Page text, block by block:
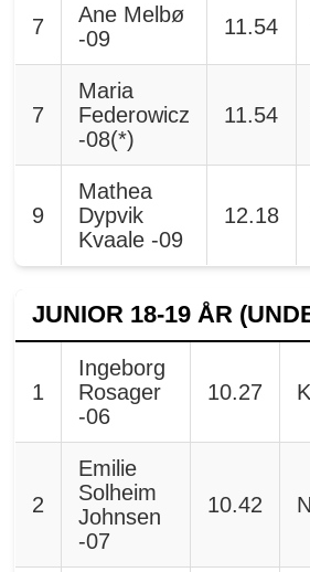
7
Ane Melbø
-09
11.54
7
Maria
Federowicz
-08(*)
11.54
9
Mathea
Dypvik
Kvaale -09
12.18
JUNIOR 18-19 ÅR
1
Ingeborg
Rosager
-06
10.27
2
Emilie
Solheim
Johnsen
-07
10.42